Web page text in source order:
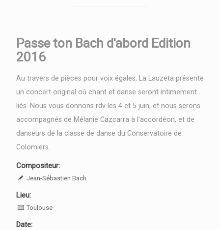
Passe ton Bach d'abord Edition
2016
Au travers de pièces pour voix égales, La Lauzeta présente
un concert original où chant et danse seront intimement
liés. Nous vous donnons rdv les 4 et 5 juin, et nous serons
accompagnés de Mélanie Cazcarra à l'accordéon, et de
danseurs de la classe de danse du Conservatoire de
Colomiers.
Compositeur:
Jean-Sébastien Bach
Lieu:
Toulouse
Date: